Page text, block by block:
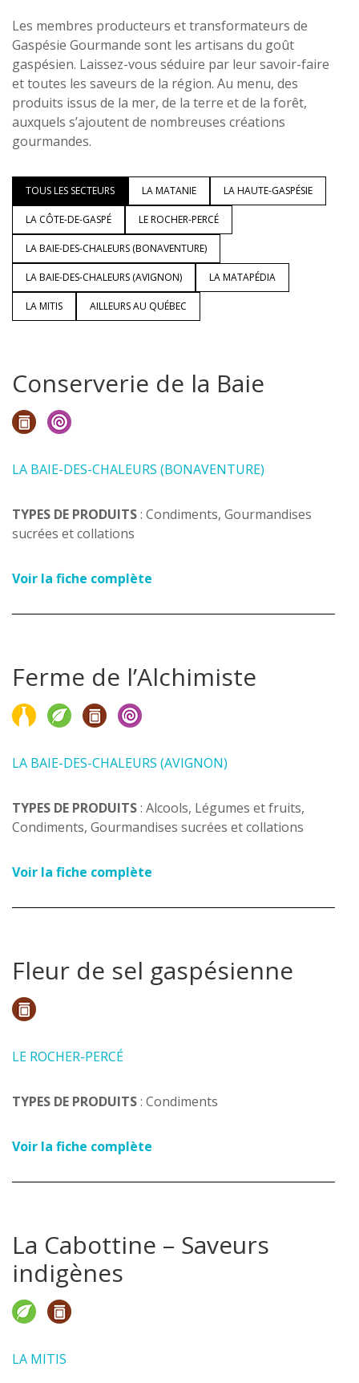
Les membres producteurs et transformateurs de
Gaspésie Gourmande sont les artisans du goût
gaspésien. Laissez-vous séduire par leur savoir-faire
et toutes les saveurs de la région. Au menu, des
produits issus de la mer, de la terre et de la forêt,
auxquels s’ajoutent de nombreuses créations
gourmandes.
TOUS LES SECTEURS LA MATANIE LA HAUTE-GASPÉSIE
LA CÔTE-DE-GASPÉ LE ROCHER-PERCÉ
LA BAIE-DES-CHALEURS (BONAVENTURE)
LA BAIE-DES-CHALEURS (AVIGNON) LA MATAPÉDIA
LA MITIS AILLEURS AU QUÉBEC
Conserverie de la Baie
LA BAIE-DES-CHALEURS (BONAVENTURE)
TYPES DE PRODUITS: Condiments, Gourmandises
sucrées et collations
Voir la fiche complète
Ferme de l’Alchimiste
LA BAIE-DES-CHALEURS (AVIGNON)
TYPES DE PRODUITS: Alcools, Légumes et fruits,
Condiments, Gourmandises sucrées et collations
Voir la fiche complète
Fleur de sel gaspésienne
LE ROCHER-PERCÉ
TYPES DE PRODUITS: Condiments
Voir la fiche complète
La Cabottine – Saveurs
indigènes
LA MITIS